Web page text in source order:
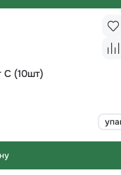
С (10шт)